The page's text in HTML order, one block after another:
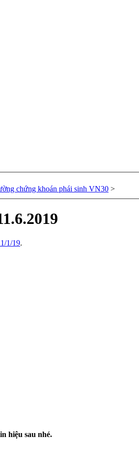
chứng khoán phái sinh VN30 >
1/19.
hiệu sau nhé.